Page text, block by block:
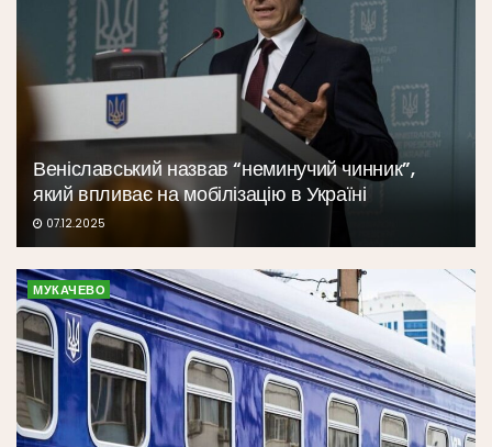
Веніславський назвав “неминучий чинник”,
який впливає на мобілізацію в Україні
07.12.2025
МУКАЧЕВО